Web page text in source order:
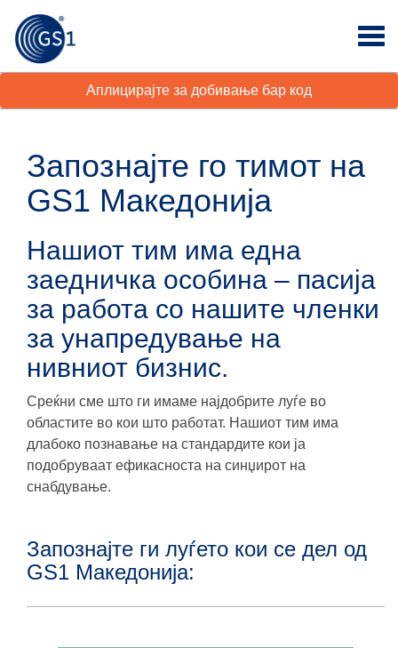
Аплицирајте за добивање бар код
Запознајте го тимот на
GS1 Македонија
Нашиот тим има една
заедничка особина – пасија
за работа со нашите членки
за унапредување на
нивниот бизнис.
Среќни сме што ги имаме најдобрите луѓе во
областите во кои што работат. Нашиот тим има
длабоко познавање на стандардите кои ја
подобруваат ефикасноста на синџирот на
снабдување.
Запознајте ги луѓето кои се дел од
GS1 Македонија: